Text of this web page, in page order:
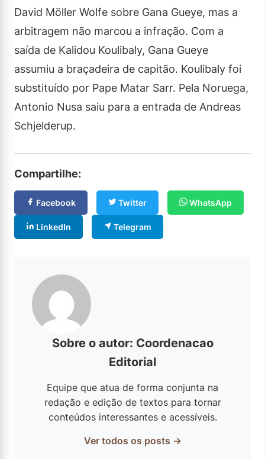
David Möller Wolfe sobre Gana Gueye, mas a
arbitragem não marcou a infração. Com a
saída de Kalidou Koulibaly, Gana Gueye
assumiu a braçadeira de capitão. Koulibaly foi
substituído por Pape Matar Sarr. Pela Noruega,
Antonio Nusa saiu para a entrada de Andreas
Schjelderup.
Compartilhe:
Facebook Twitter WhatsApp
LinkedIn Telegram
Sobre o autor: Coordenacao
Editorial
Equipe que atua de forma conjunta na
redação e edição de textos para tornar
conteúdos interessantes e acessíveis.
Ver todos os posts →